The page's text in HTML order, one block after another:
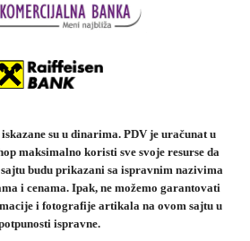
iskazane su u dinarima. PDV je uračunat u
maksimalno koristi sve svoje resurse da
budu prikazani sa ispravnim nazivima
i cenama. Ipak, ne možemo garantovati
i fotografije artikala na ovom sajtu u
ispravne.